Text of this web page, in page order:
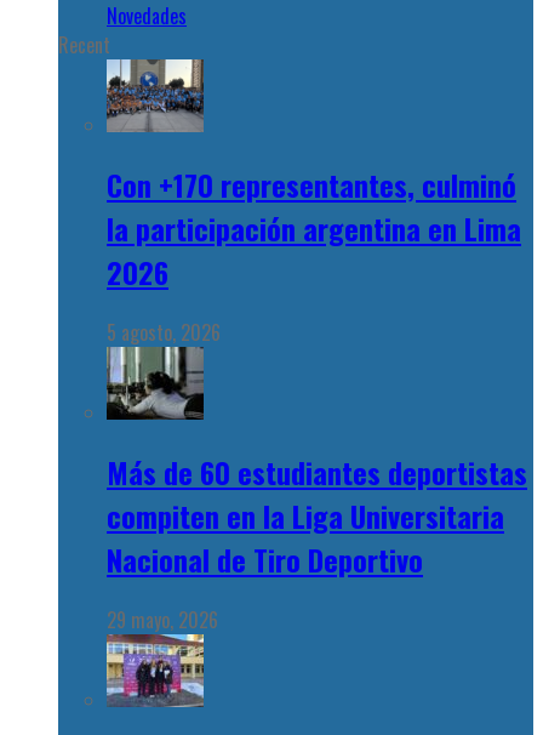
Novedades
Recent
Con +170 representantes, culminó
la participación argentina en Lima
2026
5 agosto, 2026
Más de 60 estudiantes deportistas
compiten en la Liga Universitaria
Nacional de Tiro Deportivo
29 mayo, 2026